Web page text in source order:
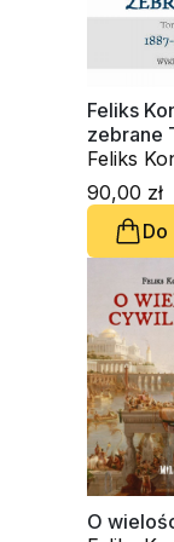
Feliks
zebrane
Feliks
90,00 zł
O